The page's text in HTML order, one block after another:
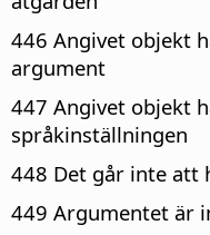
446 Angivet objekt
argument
447 Angivet objekt
språkinställningen
448 Det går inte att
449 Argumentet är